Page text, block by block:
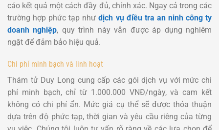
cáo kết quả một cách đầy đủ, chính xác. Ngay cả trong các
trường hợp phức tạp nhưdịch vụ điều tra an ninh công ty
doanh nghiệp, quy trình này vẫn được áp dụng nghiêm
ngặt để đảm bảo hiệu quả.
Chi phí minh bạch và linh hoạt
Thám tử Duy Long cung cấp các gói dịch vụ với mức chi
phí minh bạch, chỉ từ 1.000.000 VNĐ/ngày, và cam kết
không có chi phí ẩn. Mức giá cụ thể sẽ được thỏa thuận
dựa trên độ phức tạp, thời gian và yêu cầu riêng của từng